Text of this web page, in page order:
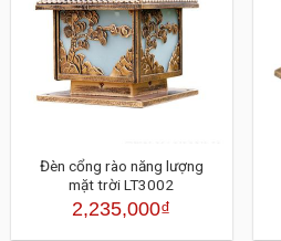
Đèn cổng rào năng lượng
mặt trời LT3002
2,235,000₫